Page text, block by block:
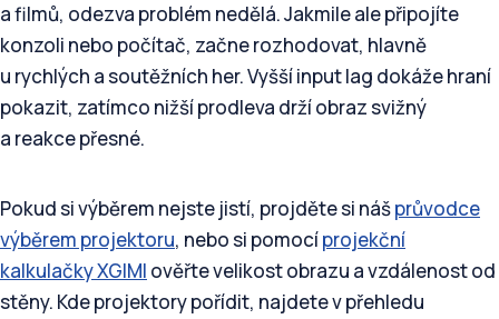
a filmů, odezva problém nedělá. Jakmile ale připojíte
konzoli nebo počítač, začne rozhodovat, hlavně
u rychlých a soutěžních her. Vyšší input lag dokáže hraní
pokazit, zatímco nižší prodleva drží obraz svižný
a reakce přesné.
Pokud si výběrem nejste jistí, projděte si nášprůvodce
výběrem projektoru, nebo si pomocíprojekční
kalkulačky XGIMI ověřte velikost obrazu a vzdálenost od
stěny. Kde projektory pořídit, najdete v přehledu